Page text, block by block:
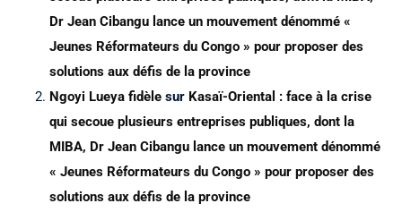
Dr Jean Cibangu lance un mouvement dénommé «
Jeunes Réformateurs du Congo » pour proposer des
solutions aux défis de la province
Ngoyi Lueya fidèle sur Kasaï-Oriental : face à la crise
qui secoue plusieurs entreprises publiques, dont la
MIBA, Dr Jean Cibangu lance un mouvement dénommé
« Jeunes Réformateurs du Congo » pour proposer des
solutions aux défis de la province